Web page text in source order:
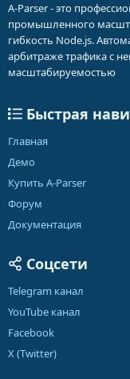
A-Parser - это
промышленного
гибкость Node.js.
арбитраже трафика с
масштабируемостью
Быстрая
Главная
Демо
Купить A-Parser
Форум
Документация
Соцсети
Telegram канал
YouTube канал
Facebook
X (Twitter)